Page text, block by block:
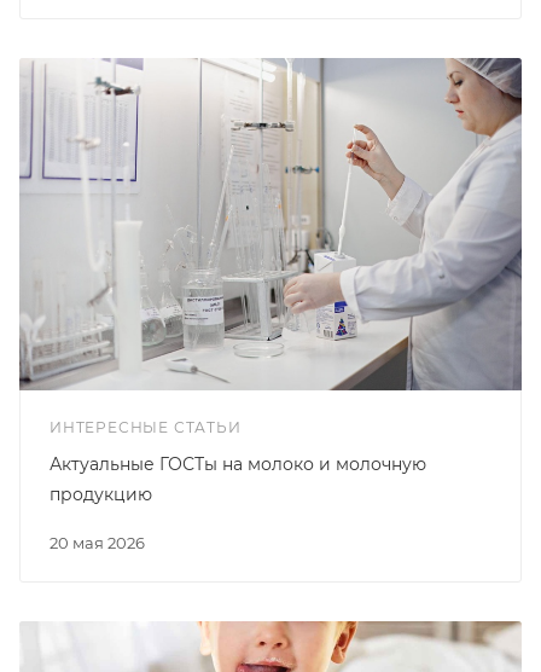
ИНТЕРЕСНЫЕ СТАТЬИ
20 мая 2026
Актуальные ГОСТы на молоко и молочную
продукцию